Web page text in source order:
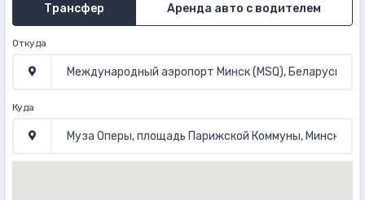
Трансфер Аренда авто с водителем
Откуда
Куда